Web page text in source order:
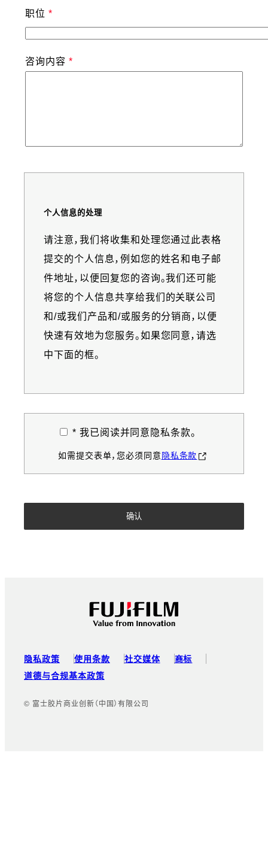
职位
咨询内容
Information
message
个人信息的处理
请注意，我们将收集和处理您通过此表格
提交的个人信息，例如您的姓名和电子邮
件地址，以便回复您的咨询。我们还可能
将您的个人信息共享给我们的关联公司
和/或我们产品和/或服务的分销商，以便
快速有效地为您服务。如果您同意，请选
中下面的框。
* 我已阅读并同意隐私条款。
如需提交表单，您必须同意 隐私条款
隐私政策 使用条款 社交媒体
商标
道德与合规基本政策
© 富士胶片商业创新（中国）有限公司